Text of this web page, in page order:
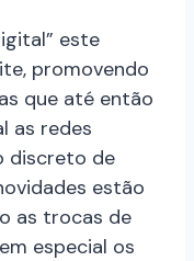
este
promovendo
que até então
as redes
discreto de
estão
as trocas de
especial os